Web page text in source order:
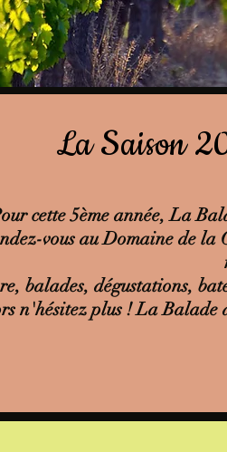
La Saison
cette 5ème année, La
vous au Domaine de
balades, dégustations,
n'hésitez plus ! La Balade